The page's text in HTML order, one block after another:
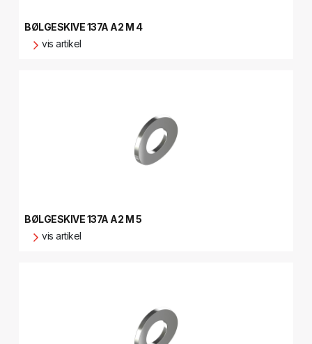
BØLGESKIVE 137A A2 M 4
vis artikel
BØLGESKIVE 137A A2 M 5
vis artikel